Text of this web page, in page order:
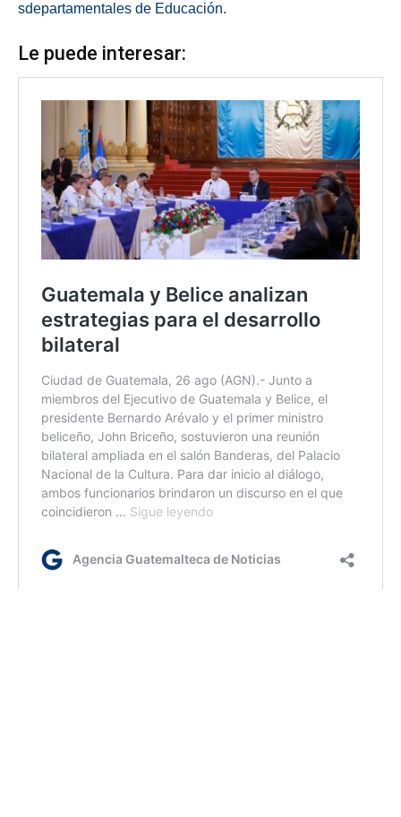
sdepartamentales de Educación.
Le puede interesar: